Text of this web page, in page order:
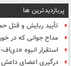
پربازدیدترین ها
تأیید ربایش و قتل
مداح جوانی که در
استقرار انبوه «دی‌اف‑۱۷» و پایان عصر پدافند آمریکا +عکس
درگیری اعضای داعش